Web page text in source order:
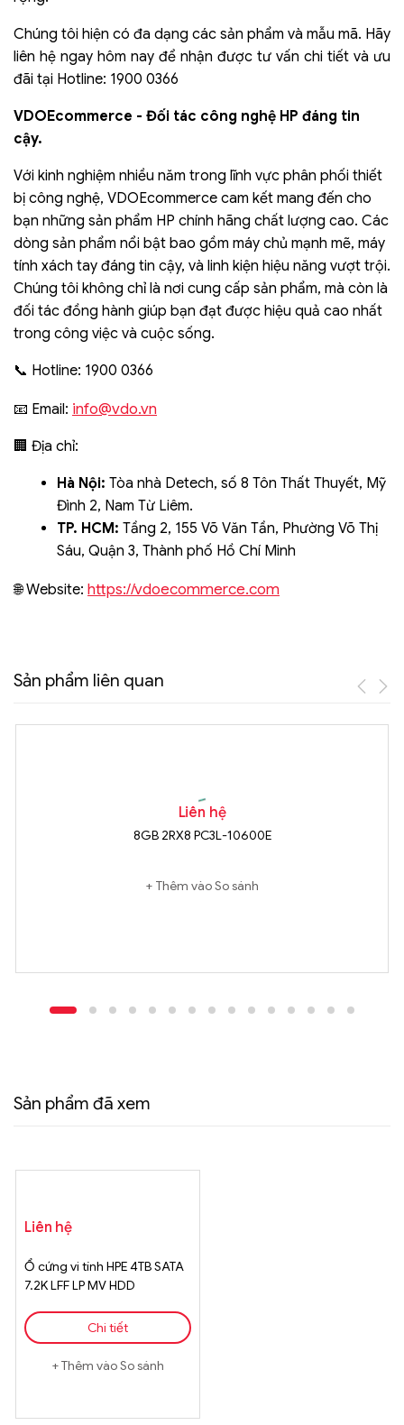
Chúng tôi hiện có đa dạng các sản phẩm và mẫu mã. Hãy
liên hệ ngay hôm nay để nhận được tư vấn chi tiết và ưu
đãi tại Hotline: 1900 0366
VDOEcommerce - Đối tác công nghệ HP đáng tin
cậy.
Với kinh nghiệm nhiều năm trong lĩnh vực phân phối thiết
bị công nghệ, VDOEcommerce cam kết mang đến cho
bạn những sản phẩm HP chính hãng chất lượng cao. Các
dòng sản phẩm nổi bật bao gồm máy chủ mạnh mẽ, máy
tính xách tay đáng tin cậy, và linh kiện hiệu năng vượt trội.
Chúng tôi không chỉ là nơi cung cấp sản phẩm, mà còn là
đối tác đồng hành giúp bạn đạt được hiệu quả cao nhất
trong công việc và cuộc sống.
📞 Hotline: 1900 0366
📧 Email: info@vdo.vn
🏢 Địa chỉ:
Hà Nội: Tòa nhà Detech, số 8 Tôn Thất Thuyết, Mỹ
Đình 2, Nam Từ Liêm.
TP. HCM: Tầng 2, 155 Võ Văn Tần, Phường Võ Thị
Sáu, Quận 3, Thành phố Hồ Chí Minh
🌐 Website: https://vdoecommerce.com
Sản phẩm liên quan
Liên hệ
8GB 2RX8 PC3L-10600E
Thêm vào So sánh
Sản phẩm đã xem
Liên hệ
Ổ cứng vi tính HPE 4TB SATA
7.2K LFF LP MV HDD
Chi tiết
Thêm vào So sánh